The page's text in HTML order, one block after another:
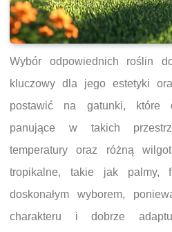
Wybór odpowiednich roślin
kluczowy dla jego estetyki
postawić na gatunki, które
panujące w takich
temperatury oraz różną
tropikalne, takie jak palmy,
doskonałym wyborem,
charakteru i dobrze